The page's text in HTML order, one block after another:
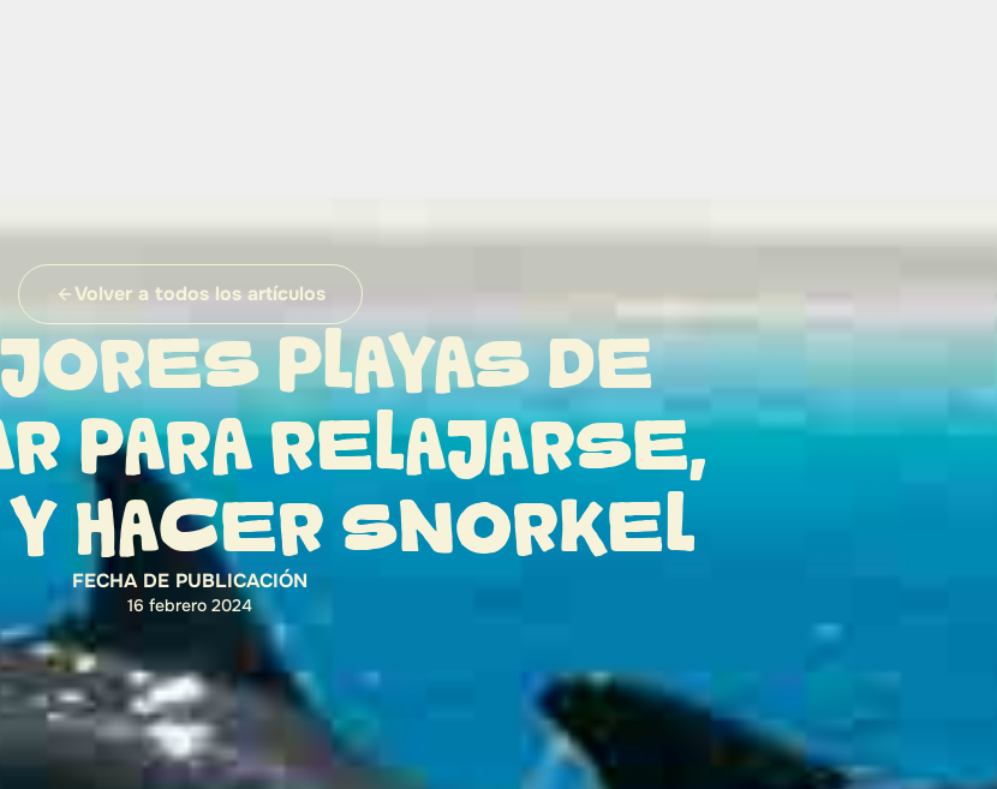
Volver a todos los artículos
PLAYAS DE
PARA RELAJARSE,
HACER SNORKEL
FECHA DE PUBLICACIÓN
16 febrero 2024